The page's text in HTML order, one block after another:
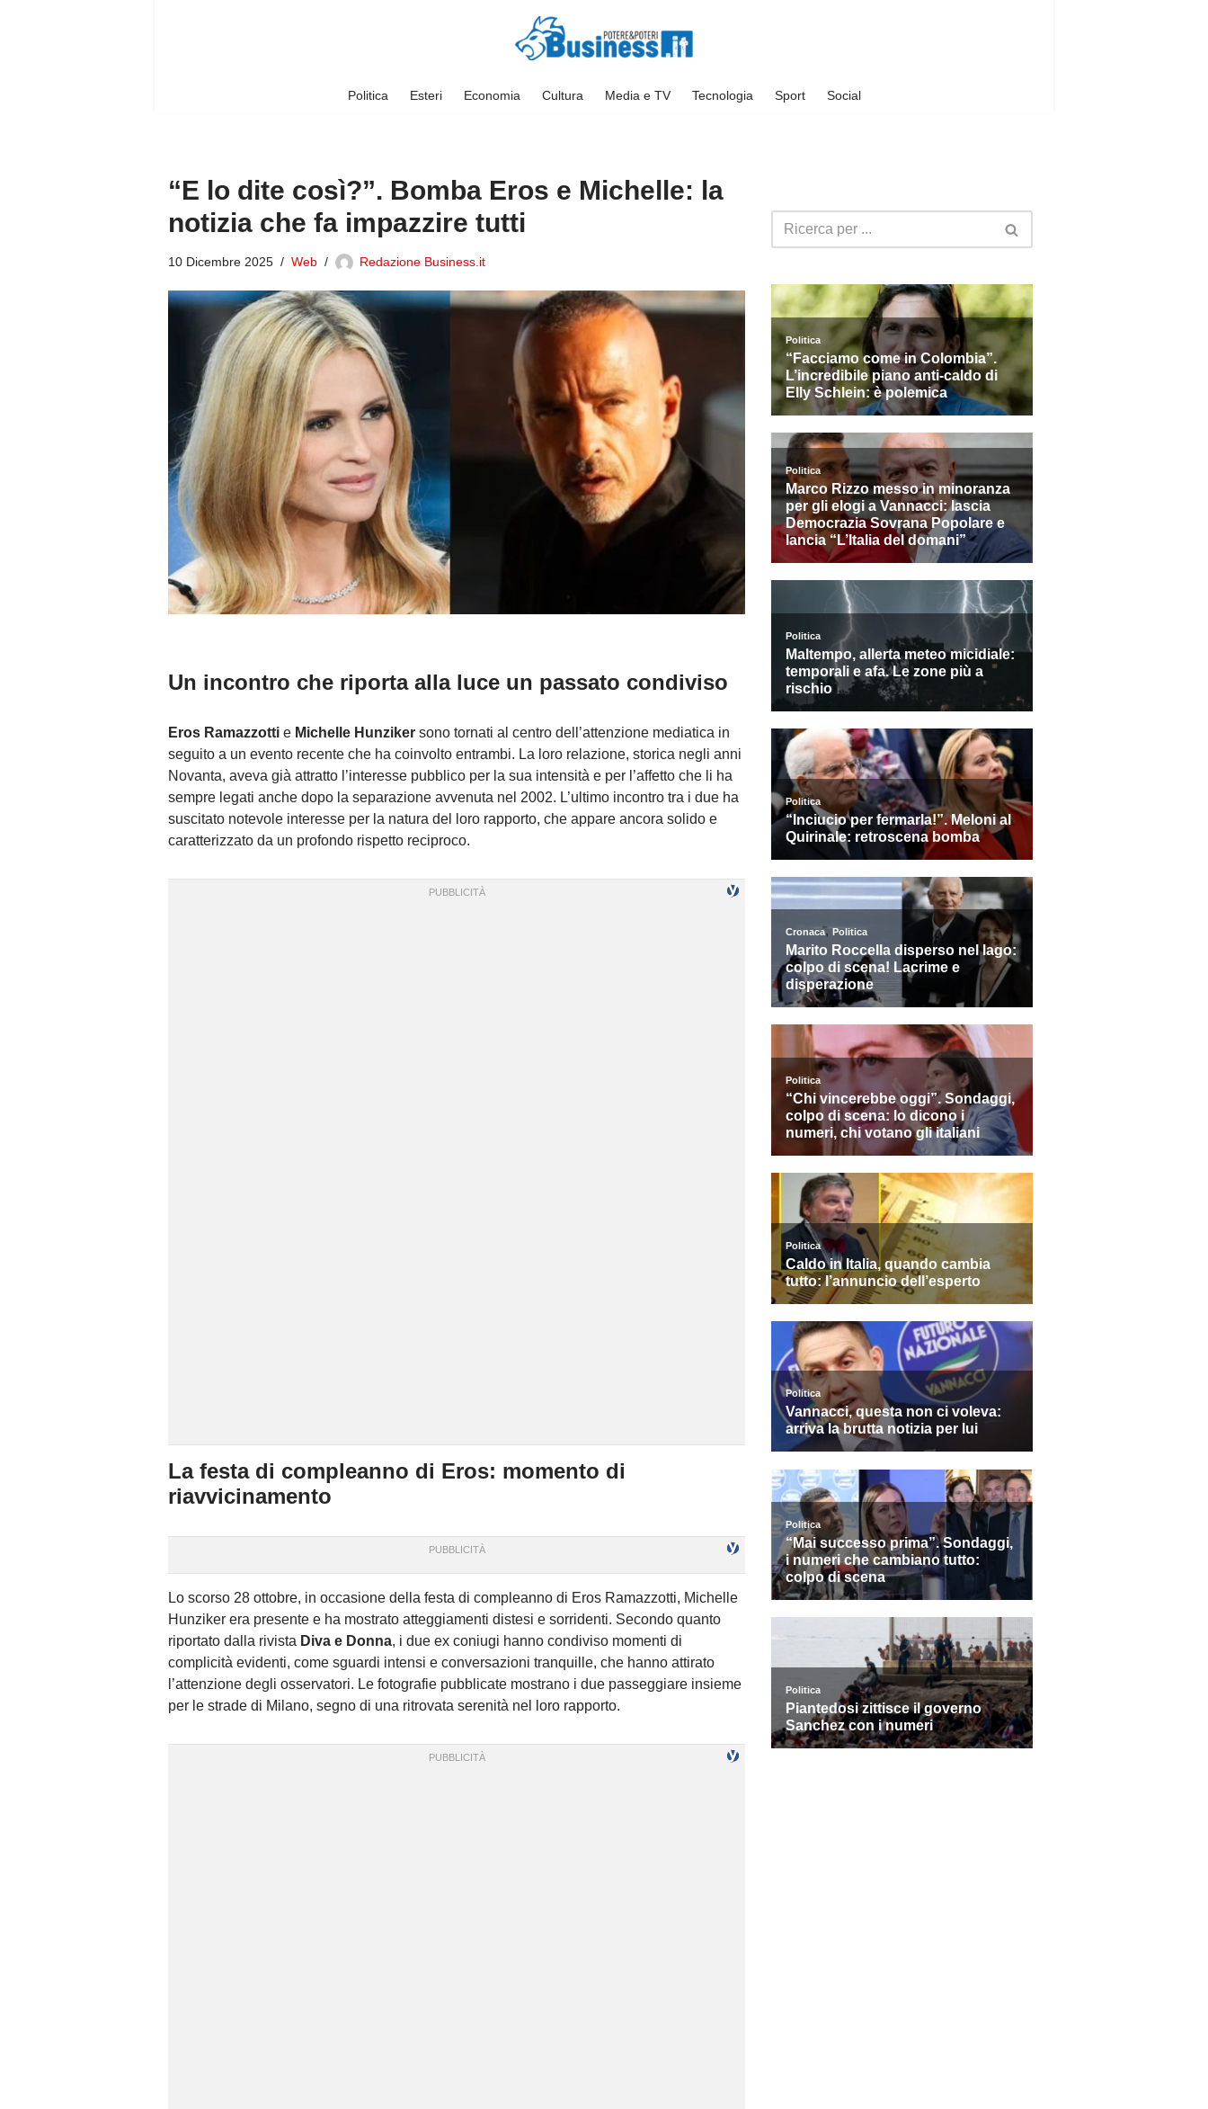
Politica Esteri Economia Cultura Media e TV Tecnologia Sport Social
“E lo dite così?”. Bomba Eros e Michelle: la
notizia che fa impazzire tutti
10 Dicembre 2025 Web Redazione Business.it
Un incontro che riporta alla luce un passato condiviso
Eros Ramazzotti e Michelle Hunziker sono tornati al centro dell’attenzione mediatica in
seguito a un evento recente che ha coinvolto entrambi. La loro relazione, storica negli anni
Novanta, aveva già attratto l’interesse pubblico per la sua intensità e per l’affetto che li ha
sempre legati anche dopo la separazione avvenuta nel 2002. L’ultimo incontro tra i due ha
suscitato notevole interesse per la natura del loro rapporto, che appare ancora solido e
caratterizzato da un profondo rispetto reciproco.
La festa di compleanno di Eros: momento di
riavvicinamento
Lo scorso 28 ottobre, in occasione della festa di compleanno di Eros Ramazzotti, Michelle
Hunziker era presente e ha mostrato atteggiamenti distesi e sorridenti. Secondo quanto
riportato dalla rivista Diva e Donna, i due ex coniugi hanno condiviso momenti di
complicità evidenti, come sguardi intensi e conversazioni tranquille, che hanno attirato
l’attenzione degli osservatori. Le fotografie pubblicate mostrano i due passeggiare insieme
per le strade di Milano, segno di una ritrovata serenità nel loro rapporto.